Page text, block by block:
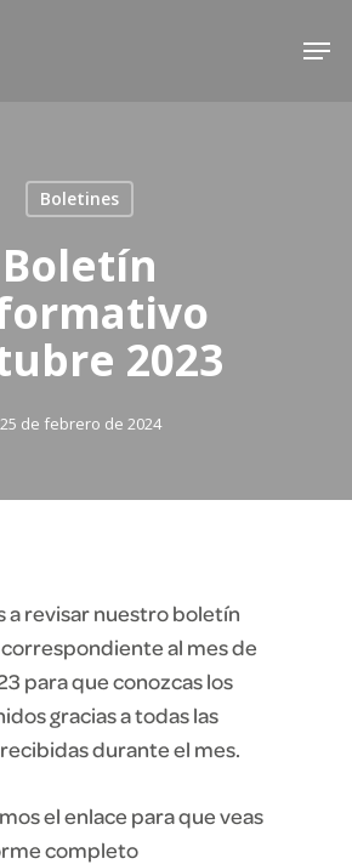
Boletines
Boletín
2023
25 de febrero de 2024
a revisar nuestro boletín
al mes de
para que conozcas los
gracias a todas las
durante el mes.
el enlace para que veas
completo